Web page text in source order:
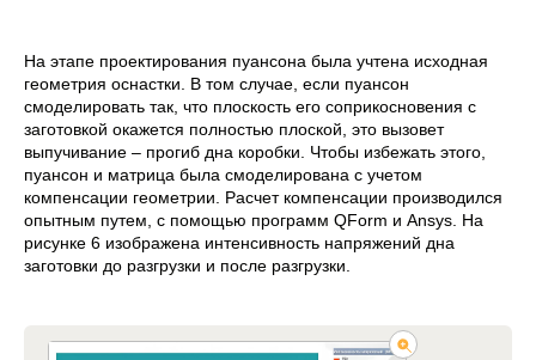
На этапе проектирования пуансона была учтена исходная
геометрия оснастки. В том случае, если пуансон
смоделировать так, что плоскость его соприкосновения с
заготовкой окажется полностью плоской, это вызовет
выпучивание – прогиб дна коробки. Чтобы избежать этого,
пуансон и матрица была смоделирована с учетом
компенсации геометрии. Расчет компенсации производился
опытным путем, с помощью программ QForm и Ansys. На
рисунке 6 изображена интенсивность напряжений дна
заготовки до разгрузки и после разгрузки.